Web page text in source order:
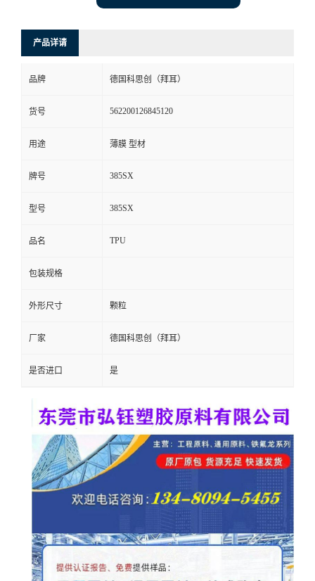
留
言
产品详请
品牌 德国科思创（拜耳）
货号 562200126845120
用途 薄膜 型材
牌号 385SX
型号 385SX
品名 TPU
包装规格
外形尺寸 颗粒
厂家 德国科思创（拜耳）
是否进口 是